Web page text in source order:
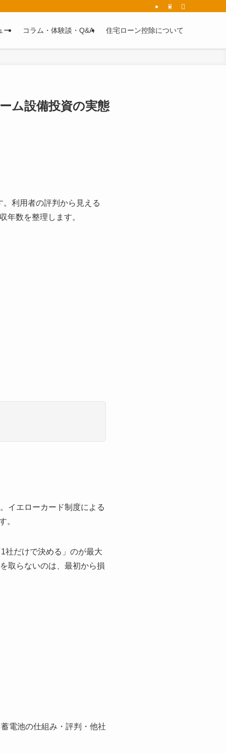
ー コラム・体験談・Q&A 住宅ローン控除について
ム設備投資の実態
利用者の評判から見える
年数を整理します。
イエローカード制度による
。
社だけで決める」のが最大
取らないのは、最初から損
電池の仕組み・評判・他社